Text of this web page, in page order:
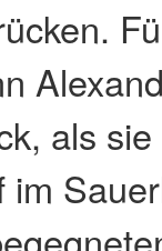
als
im